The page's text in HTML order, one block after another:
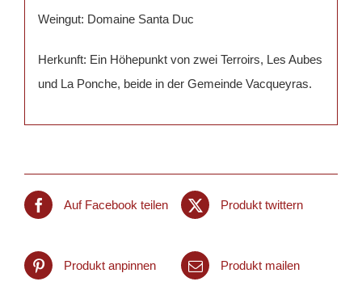
Weingut: Domaine Santa Duc
Herkunft: Ein Höhepunkt von zwei Terroirs, Les Aubes
und La Ponche, beide in der Gemeinde Vacqueyras.
Auf Facebook teilen Produkt twittern
Produkt anpinnen Produkt mailen